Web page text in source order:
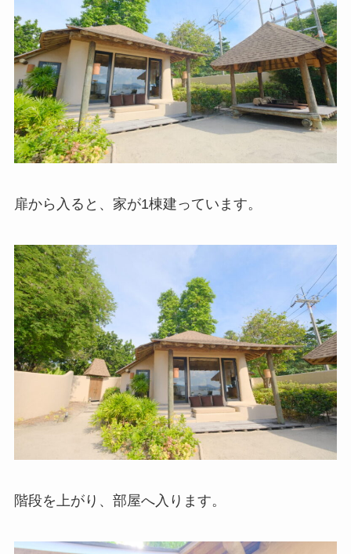
扉から入ると、家が1棟建っています。
階段を上がり、部屋へ入ります。